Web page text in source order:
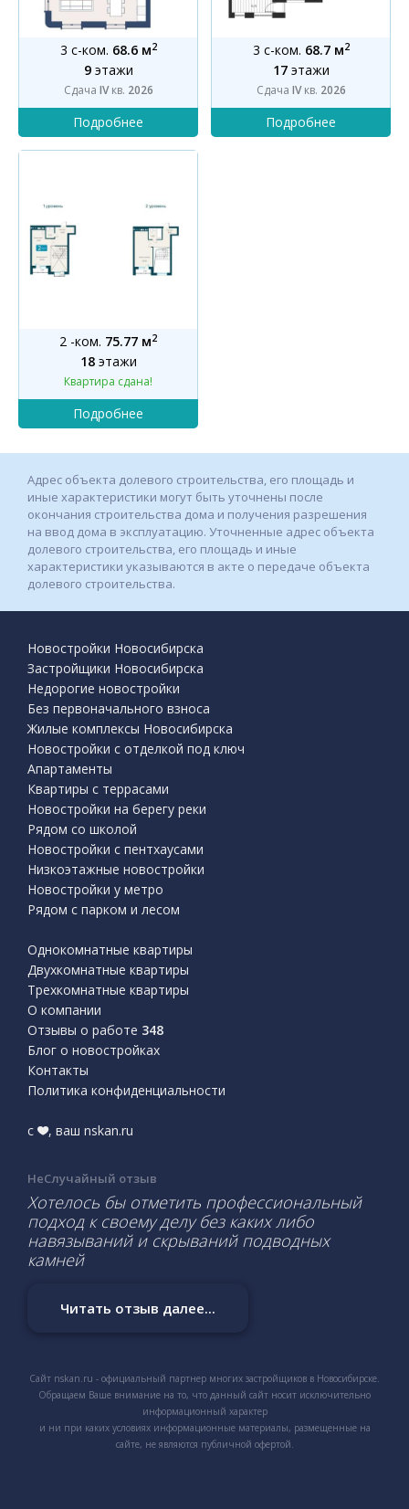
3 с-ком. 68.6 м2
9этажи
Сдача IVкв. 2026
3 с-ком. 68.7 м2
17этажи
Сдача IVкв. 2026
2 -ком. 75.77 м2
18этажи
Квартира сдана!
Адрес объекта долевого строительства, его площадь и
иные характеристики могут быть уточнены после
окончания строительства дома и получения разрешения
на ввод дома в эксплуатацию. Уточненные адрес объекта
долевого строительства, его площадь и иные
характеристики указываются в акте о передаче объекта
долевого строительства.
Новостройки Новосибирска
Застройщики Новосибирска
Недорогие новостройки
Без первоначального взноса
Жилые комплексы Новосибирска
Новостройки с отделкой под ключ
Апартаменты
Квартиры с террасами
Новостройки на берегу реки
Рядом со школой
Новостройки с пентхаусами
Низкоэтажные новостройки
Новостройки у метро
Рядом с парком и лесом
Однокомнатные квартиры
Двухкомнатные квартиры
Трехкомнатные квартиры
О компании
Отзывы о работе 348
Блог о новостройках
Контакты
Политика конфиденциальности
с , ваш nskan.ru
НеСлучайный отзыв
Хотелось бы отметить профессиональный
подход к своему делу без каких либо
навязываний и скрываний подводных
камней
Читать отзыв далее...
Сайт nskan.ru - официальный партнер многих застройщиков в Новосибирске.
Обращаем Ваше внимание на то, что данный сайт носит исключительно
информационный характер
и ни при каких условиях информационные материалы, размещенные на
сайте, не являются публичной офертой.